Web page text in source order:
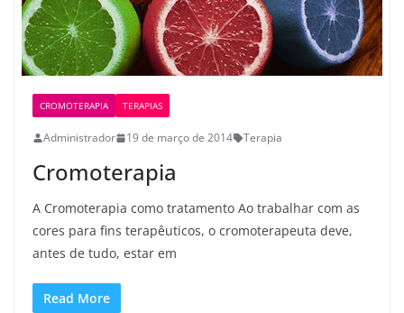
CROMOTERAPIA TERAPIAS
Administrador 19 de março de 2014 Terapia
Cromoterapia
A Cromoterapia como tratamento Ao trabalhar com as
cores para fins terapêuticos, o cromoterapeuta deve,
antes de tudo, estar em
Read More